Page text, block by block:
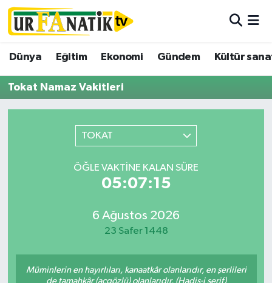
Dünya Eğitim Ekonomi Gündem Kültür
Tokat Namaz Vakitleri
TOKAT
ÖĞLE VAKTINE KALAN SÜRE
05:07:15
6 Ağustos 2026
23 Safer 1448
Müminlerin en hayırlıları, kanaatkâr olanlarıdır, en şerlileri
de tamahkâr (açgözlü) olanlarıdır. (Hadis-i şerif)
Trafik Durumu
Süper Lig Puan Durumu ve Fikstür
Tüm Manşetler
Son Dakika Haberleri